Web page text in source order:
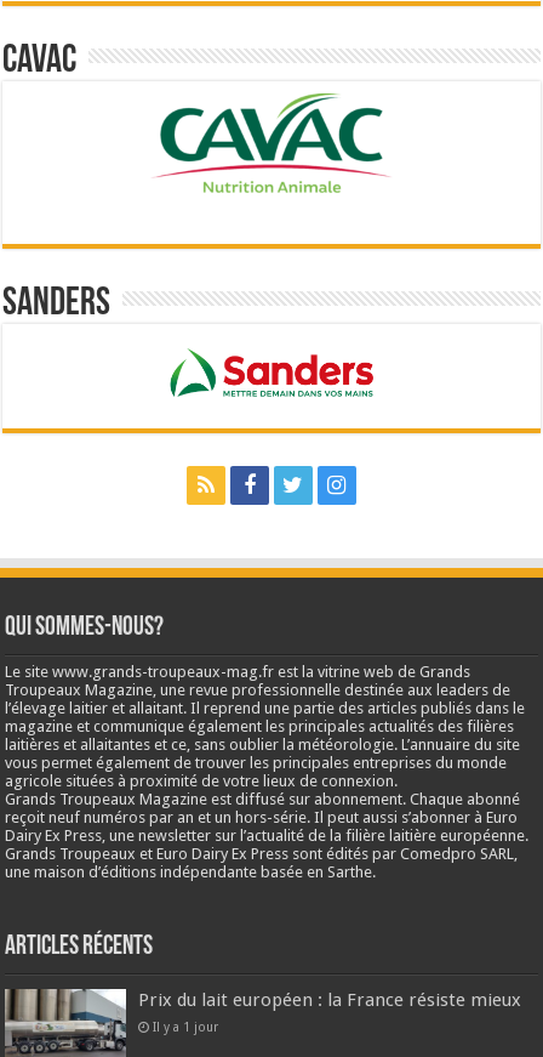
Cavac
Sanders
Qui sommes-nous?
Le site www.grands-troupeaux-mag.fr est la vitrine web de Grands
Troupeaux Magazine, une revue professionnelle destinée aux leaders de
l’élevage laitier et allaitant. Il reprend une partie des articles publiés dans le
magazine et communique également les principales actualités des filières
laitières et allaitantes et ce, sans oublier la météorologie. L’annuaire du site
vous permet également de trouver les principales entreprises du monde
agricole situées à proximité de votre lieux de connexion.
Grands Troupeaux Magazine est diffusé sur abonnement. Chaque abonné
reçoit neuf numéros par an et un hors-série. Il peut aussi s’abonner à Euro
Dairy Ex Press, une newsletter sur l’actualité de la filière laitière européenne.
Grands Troupeaux et Euro Dairy Ex Press sont édités par Comedpro SARL,
une maison d’éditions indépendante basée en Sarthe.
Articles récents
Prix du lait européen : la France résiste mieux
Il y a 1 jour